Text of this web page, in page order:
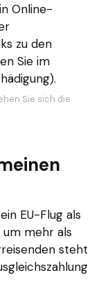
Online-
zu den
Sie im
Sie sich die
EU-Flug als
um mehr als
steht